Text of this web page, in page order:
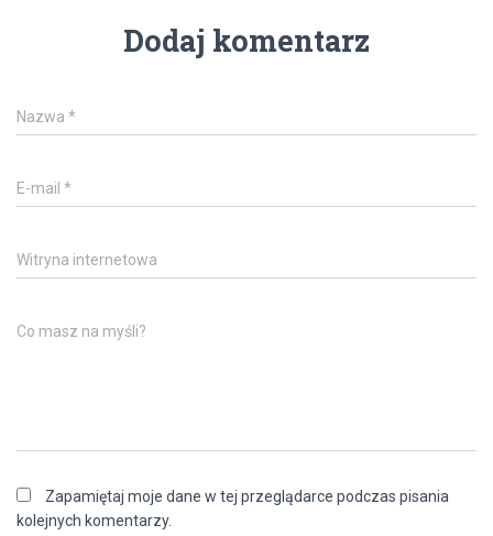
Dodaj komentarz
Nazwa *
E-mail *
Witryna internetowa
Co masz na myśli?
Zapamiętaj moje dane w tej przeglądarce podczas pisania
kolejnych komentarzy.